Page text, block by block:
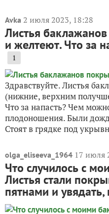
Avka 2 июля 2023, 18:28
Листья
и желтеют. Что за
1
Здравствуйте. Листья
(нижние, верхним
Что за напасть? Чем
плодоношения. Были
Стоят в грядке под
olga_eliseeva_1964 17 июля
Что случилось с
Листья стали
пятнами и увядать,